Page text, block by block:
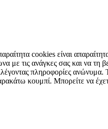
cookies είναι
τις ανάγκες σας και να τη
πληροφορίες
κουμπί. Μπορείτε να